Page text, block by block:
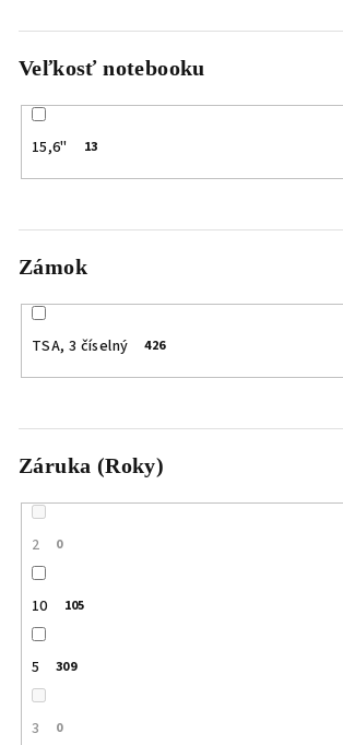
Veľkosť notebooku
15,6" 13
Zámok
TSA, 3 číselný 426
Záruka (Roky)
2 0
10 105
5 309
3 0